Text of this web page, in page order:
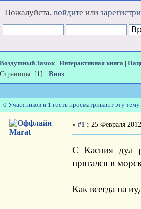
Пожалуйста, войдите или
Воздушный Замок| Интерактивная книга
Страницы: [1] Вниз
0 Участников и 1 гость просматривают эту тему.
Marat
« #1 : 25 Февраля
С Каспия дул
прятался в
Как всегда на